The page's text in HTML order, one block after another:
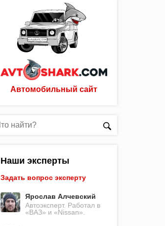
Автомобильный сайт
Наши эксперты
Задать вопрос эксперту
Ярослав Алчевский
Автоэксперт. Работал в
«ВАЗ» и «Nissan».